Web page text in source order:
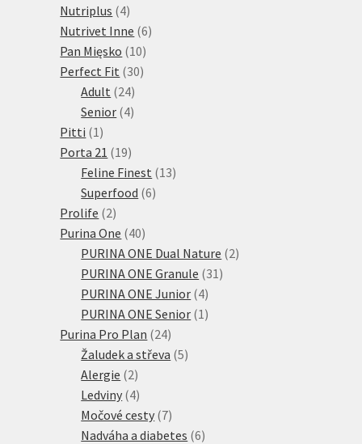
Nutriplus 44
produkty
Nutrivet Inne 66
Pan Mięsko 1010
produktů
Perfect Fit 3030
Adult 2424
produktů
Senior 44
Pitti 1 1
produkt
Porta 21 1919
produktů
Feline Finest 1313
Superfood 66
Prolife 22
produkty
Purina One 4040
produktů
PURINA ONE Dual Nature 22
PURINA ONE Granule 31 31
PURINA ONE Junior 44
produkty
PURINA ONE Senior 1 1
Purina Pro Plan 2424
produktů
Žaludek a střeva 55
Alergie 22
produkty
Ledviny 44
produkty
Močové cesty 77
produktů
Nadváha a diabetes 66